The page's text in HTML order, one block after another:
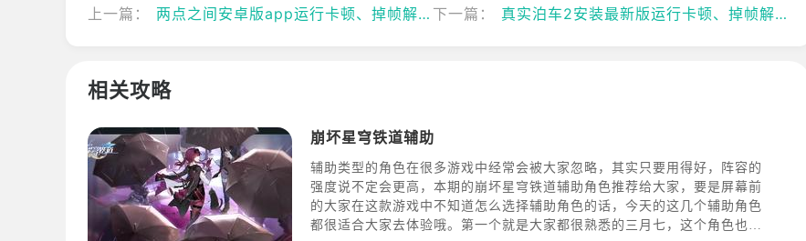
上一篇： 两点之间安卓版app运行卡顿、掉帧解决方法 下一篇： 真实泊车2安装最新版运行卡顿、掉帧解决方法
相关攻略
崩坏星穹铁道辅助
辅助类型的角色在很多游戏中经常会被大家忽略，其实只要用得好，阵容的
强度说不定会更高，本期的崩坏星穹铁道辅助角色推荐给大家，要是屏幕前
的大家在这款游戏中不知道怎么选择辅助角色的话，今天的这几个辅助角色
都很适合大家去体验哦。第一个就是大家都很熟悉的三月七，这个角色也是